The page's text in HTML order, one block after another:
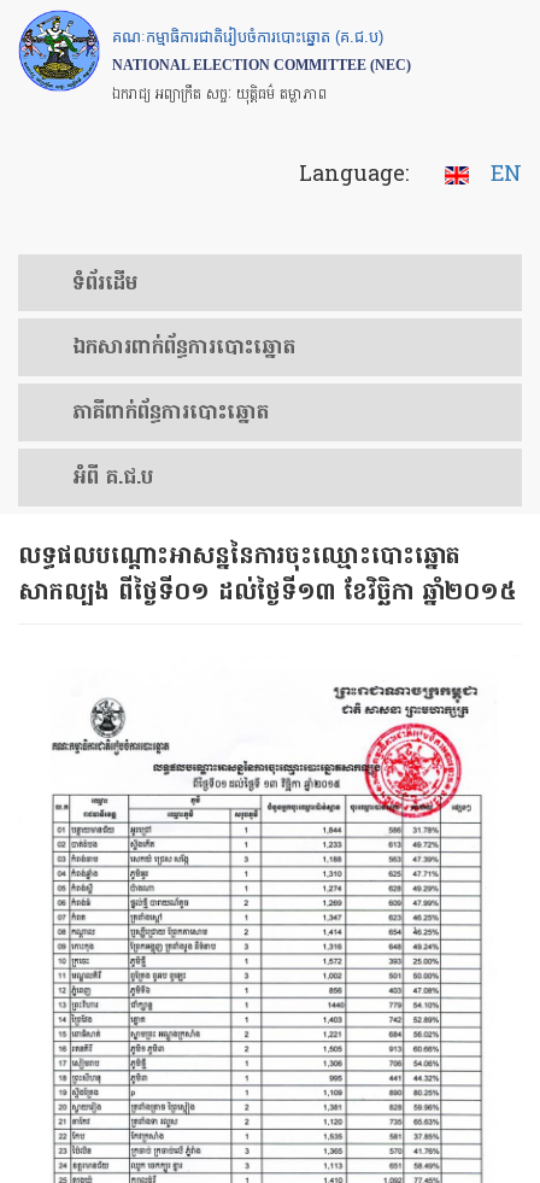
Skip
to
main
គណៈកម្មាធិការជាតិរៀបចំការបោះឆ្នោត (គ.ជ.ប)
NATIONAL ELECTION COMMITTEE (NEC)
ឯករាជ្យ អព្យាក្រឹត សច្ចៈ យុត្តិធម៌ តម្លាភាព
Language: EN
ទំព័រ​ដើម
ឯកសារ​ពាក់ព័ន្ធ​ការ​បោះឆ្នោត
​ភាគីពាក់ព័ន្ធ​​ការ​បោះឆ្នោត
អំពី គ.ជ.ប
លទ្ធផលបណ្តោះអាសន្ននៃការចុះឈ្មោះបោះឆ្នោត
សាកល្បង ពីថ្ងៃទី០១ ដល់ថ្ងៃទី១៣ ខែវិច្ឆិកា ឆ្នាំ២០១៥